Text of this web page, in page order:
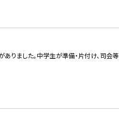
ました。中学生が準備・片付け、司会